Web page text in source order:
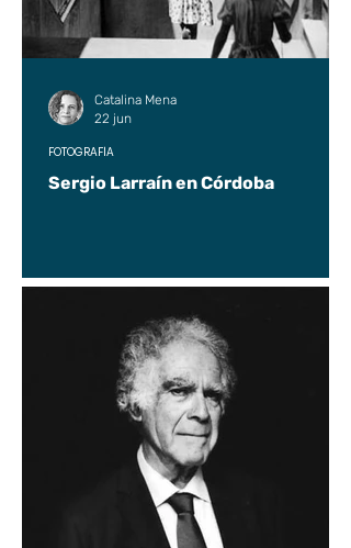
Sergio Larraín en Córdoba
FOTOGRAFÍA
Catalina Mena
22 jun